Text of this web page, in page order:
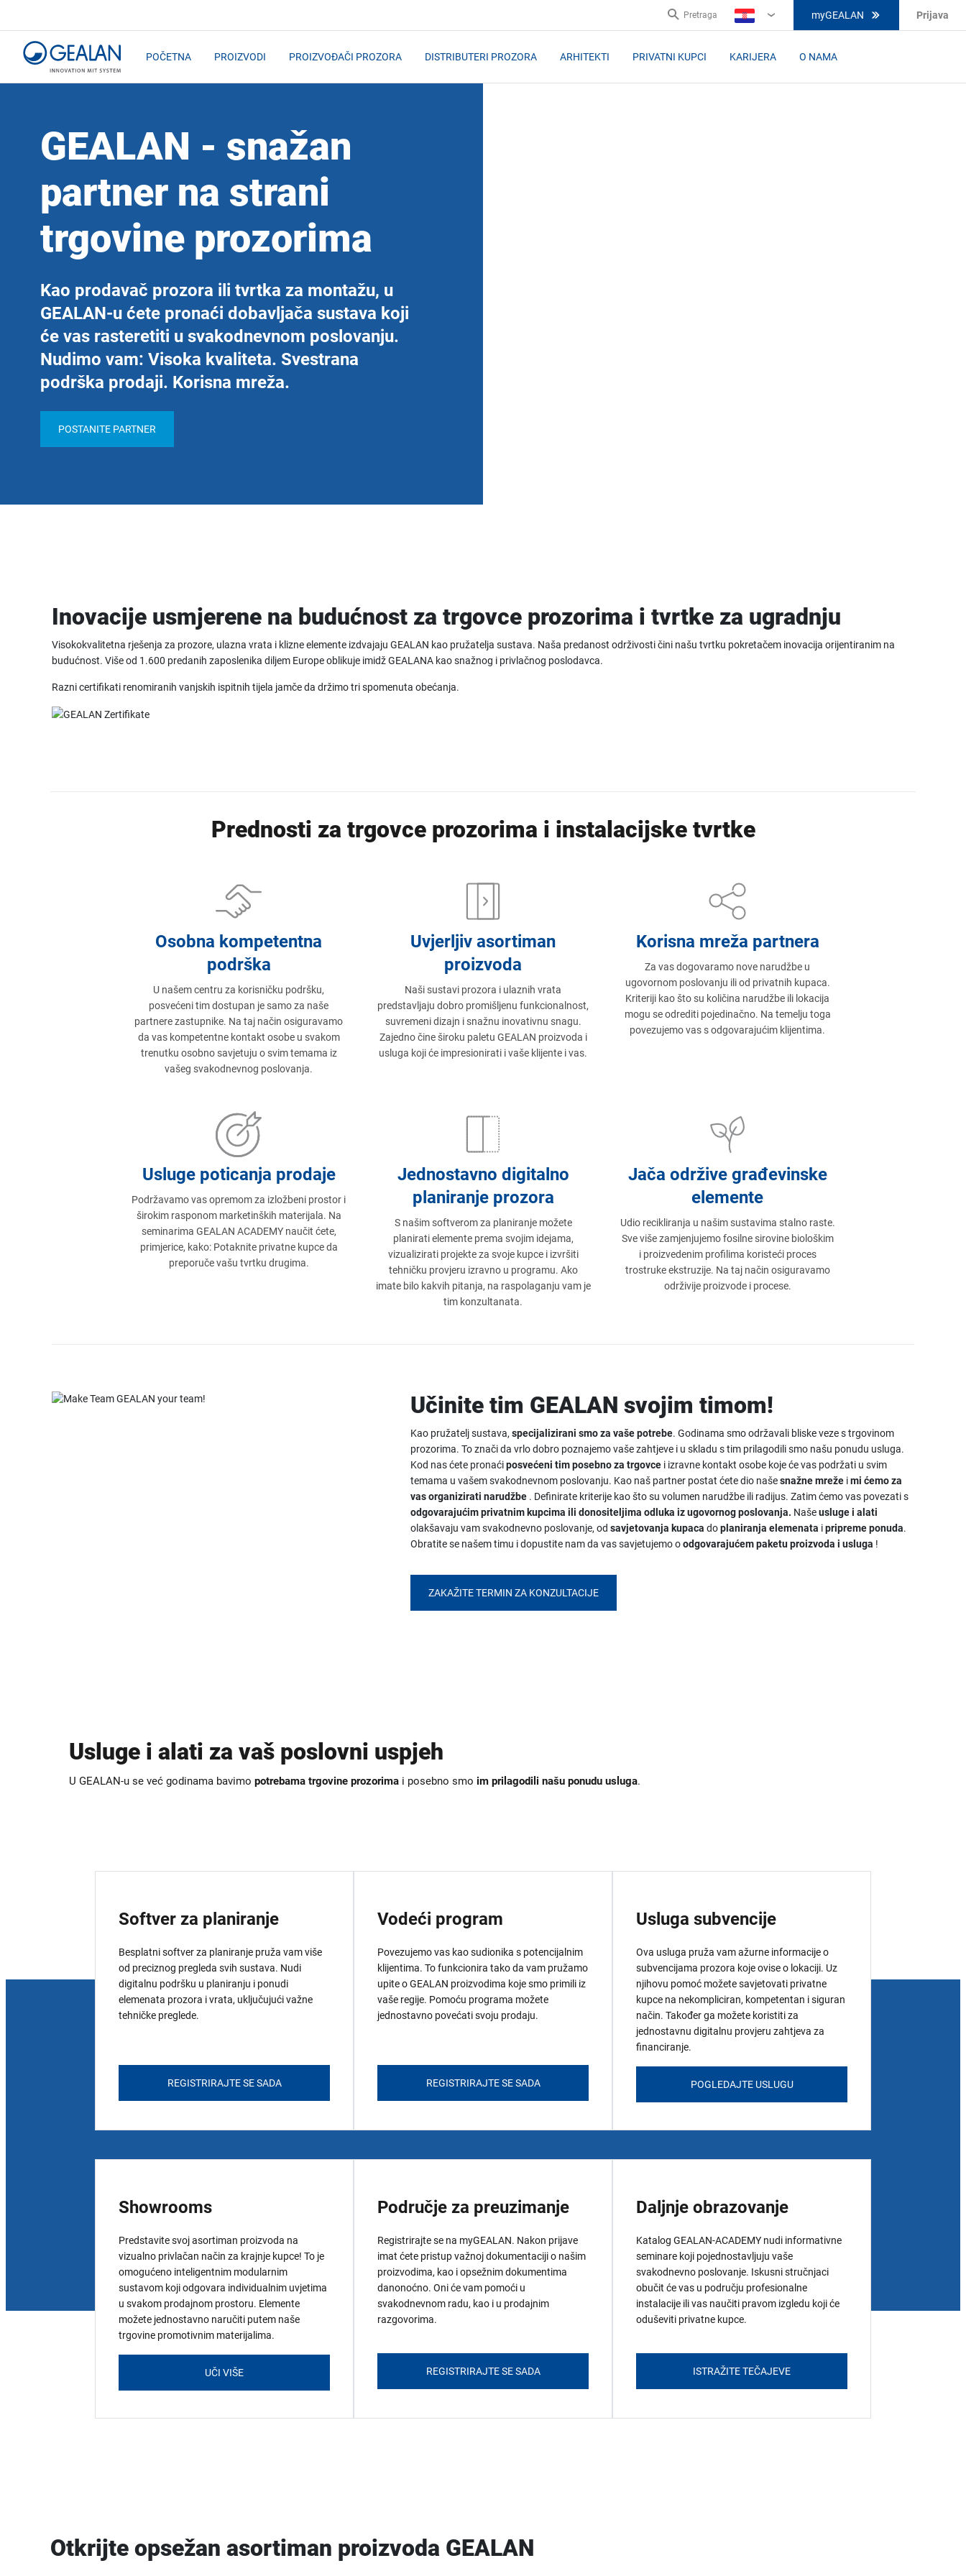
Pretraga
HR
myGEALAN Prijava
POČETNA PROIZVODI PROIZVOĐAČI PROZORA DISTRIBUTERI PROZORA ARHITEKTI PRIVATNI KUPCI KARIJERA O NAMA
GEALAN - snažan
partner na strani
trgovine prozorima
Kao prodavač prozora ili tvrtka za montažu, u
GEALAN-u ćete pronaći dobavljača sustava koji
će vas rasteretiti u svakodnevnom poslovanju.
Nudimo vam: Visoka kvaliteta. Svestrana
podrška prodaji. Korisna mreža.
POSTANITE PARTNER
Inovacije usmjerene na budućnost za trgovce prozorima i tvrtke za ugradnju
Visokokvalitetna rješenja za prozore, ulazna vrata i klizne elemente izdvajaju GEALAN kao pružatelja sustava. Naša predanost održivosti čini našu tvrtku pokretačem inovacija orijentiranim na
budućnost. Više od 1.600 predanih zaposlenika diljem Europe oblikuje imidž GEALANA kao snažnog i privlačnog poslodavca.
Razni certifikati renomiranih vanjskih ispitnih tijela jamče da držimo tri spomenuta obećanja.
Prednosti za trgovce prozorima i instalacijske tvrtke
Osobna kompetentna
podrška
U našem centru za korisničku podršku,
posvećeni tim dostupan je samo za naše
partnere zastupnike. Na taj način osiguravamo
da vas kompetentne kontakt osobe u svakom
trenutku osobno savjetuju o svim temama iz
vašeg svakodnevnog poslovanja.
Uvjerljiv asortiman
proizvoda
Naši sustavi prozora i ulaznih vrata
predstavljaju dobro promišljenu funkcionalnost,
suvremeni dizajn i snažnu inovativnu snagu.
Zajedno čine široku paletu GEALAN proizvoda i
usluga koji će impresionirati i vaše klijente i vas.
Korisna mreža partnera
Za vas dogovaramo nove narudžbe u
ugovornom poslovanju ili od privatnih kupaca.
Kriteriji kao što su količina narudžbe ili lokacija
mogu se odrediti pojedinačno. Na temelju toga
povezujemo vas s odgovarajućim klijentima.
Usluge poticanja prodaje
Podržavamo vas opremom za izložbeni prostor i
širokim rasponom marketinških materijala. Na
seminarima GEALAN ACADEMY naučit ćete,
primjerice, kako: Potaknite privatne kupce da
preporuče vašu tvrtku drugima.
Jednostavno digitalno
planiranje prozora
S našim softverom za planiranje možete
planirati elemente prema svojim idejama,
vizualizirati projekte za svoje kupce i izvršiti
tehničku provjeru izravno u programu. Ako
imate bilo kakvih pitanja, na raspolaganju vam je
tim konzultanata.
Jača održive građevinske
elemente
Udio recikliranja u našim sustavima stalno raste.
Sve više zamjenjujemo fosilne sirovine biološkim
i proizvedenim profilima koristeći proces
trostruke ekstruzije. Na taj način osiguravamo
održivije proizvode i procese.
Učinite tim GEALAN svojim timom!
Kao pružatelj sustava,specijalizirani smo za vaše potrebe. Godinama smo održavali bliske veze s trgovinom
prozorima. To znači da vrlo dobro poznajemo vaše zahtjeve i u skladu s tim prilagodili smo našu ponudu usluga.
Kod nas ćete pronaćiposvećeni tim posebno za trgovce i izravne kontakt osobe koje će vas podržati u svim
temama u vašem svakodnevnom poslovanju. Kao naš partner postat ćete dio našesnažne mreže imi ćemo za
vas organizirati narudžbe . Definirate kriterije kao što su volumen narudžbe ili radijus. Zatim ćemo vas povezati s
odgovarajućim privatnim kupcima ili donositeljima odluka iz ugovornog poslovanja. Našeusluge i alati
olakšavaju vam svakodnevno poslovanje, odsavjetovanja kupaca doplaniranja elemenata ipripreme ponuda.
Obratite se našem timu i dopustite nam da vas savjetujemo oodgovarajućem paketu proizvoda i usluga !
ZAKAŽITE TERMIN ZA KONZULTACIJE
Usluge i alati za vaš poslovni uspjeh
U GEALAN-u se već godinama bavimo potrebama trgovine prozorima i posebno smo im prilagodili našu ponudu usluga.
Softver za planiranje
Besplatni softver za planiranje pruža vam više
od preciznog pregleda svih sustava. Nudi
digitalnu podršku u planiranju i ponudi
elemenata prozora i vrata, uključujući važne
tehničke preglede.
REGISTRIRAJTE SE SADA
Vodeći program
Povezujemo vas kao sudionika s potencijalnim
klijentima. To funkcionira tako da vam pružamo
upite o GEALAN proizvodima koje smo primili iz
vaše regije. Pomoću programa možete
jednostavno povećati svoju prodaju.
REGISTRIRAJTE SE SADA
Usluga subvencije
Ova usluga pruža vam ažurne informacije o
subvencijama prozora koje ovise o lokaciji. Uz
njihovu pomoć možete savjetovati privatne
kupce na nekompliciran, kompetentan i siguran
način. Također ga možete koristiti za
jednostavnu digitalnu provjeru zahtjeva za
financiranje.
POGLEDAJTE USLUGU
Showrooms
Predstavite svoj asortiman proizvoda na
vizualno privlačan način za krajnje kupce! To je
omogućeno inteligentnim modularnim
sustavom koji odgovara individualnim uvjetima
u svakom prodajnom prostoru. Elemente
možete jednostavno naručiti putem naše
trgovine promotivnim materijalima.
UČI VIŠE
Područje za preuzimanje
Registrirajte se na myGEALAN. Nakon prijave
imat ćete pristup važnoj dokumentaciji o našim
proizvodima, kao i opsežnim dokumentima
danonoćno. Oni će vam pomoći u
svakodnevnom radu, kao i u prodajnim
razgovorima.
REGISTRIRAJTE SE SADA
Daljnje obrazovanje
Katalog GEALAN-ACADEMY nudi informativne
seminare koji pojednostavljuju vaše
svakodnevno poslovanje. Iskusni stručnjaci
obučit će vas u području profesionalne
instalacije ili vas naučiti pravom izgledu koji će
oduševiti privatne kupce.
ISTRAŽITE TEČAJEVE
Otkrijte opsežan asortiman proizvoda GEALAN